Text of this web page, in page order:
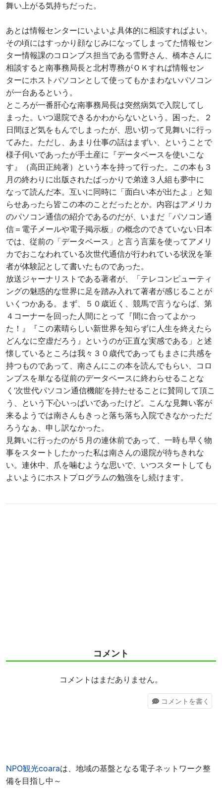
舞い上がる気持ちだった。
あとは情報センターにいよいよ具体的に相談すればよい。
その頃にはすっかり顔なじみになってしまってた情報セン
ター情報課のコロンブス担当である雪野さん、橋本さんに
相談すると南事務局長と北村専務がＯＫすれば情報セン
ターにホストパソコンとして使ってもかまわないパソコン
が一台あるという。
ところが一番肝心な南事務局長は突然病気で入院してし
まった。いつ退院できるかわからないという。困った。２
日間ほど気をもんでしまったが、思い切って見舞いに行っ
てみた。ただし、あまり仕事の話はまずい、ということで
様子伺いであったが手土産に『データベースを使いこな
す』（高田正純著）という本を持って行った。この本も３
月の終わりに出版されたばっかりで弟達３人組も夢中に
なって読んだ本。互いに同時に「面白い本が出たよ」と知
らせあったら皆この本のことだったとか。内容はアメリカ
のパソコン通信の紹介であるのだが、いまだ「パソコン通
信＝電子メールや電子掲示板」の概念のできていない日本
では、従前の「データベース」と言う言葉を使ってアメリ
カでおこなわれている次世代通信が行われている状況を筆
者が体験記として書いたものであった。
放送ジャーナリストである著者が、「テレコンピューティ
ングの魅惑的な世界に足を踏み入れて著者が感じることが
いくつかある。まず、５０歳近く、競馬で言うならば、第
４コーナーを回った人間にとって『間に合ってよかっ
た！』『この素晴らしい新世界を知らずに人生を終えたら
どんなに空虚だろう』というのが正直な実感である」と述
懐しているところは我々３０歳代であってもまさに共感を
持つものであって、南さんにこの本を読んでもらい、コロ
ンブスを単なる従前のデータベースに終わらせることな
く‘次世代パソコン通信機能’を持たせることに賛同して頂こ
う、という下心いっぱいであったけど。こんな見舞い客が
来るようでは南さんもきっと落ち落ち入院できなかっただ
ろうなぁ、申し訳なかった。
見舞いに行ったのが５月の連休前であって、一時も早く物
事をスタートしたかった私は南さんの退院が待ちきれな
い。連休中、爪を噛むような思いで、いつスタートしても
よいようにホストプログラムの勉強をし続けます。
コメント
コメントはまだありません。
コメント を書く
NPO観光coaraは、地域の基盤となる電子ネットワーク整
備を目指し中～